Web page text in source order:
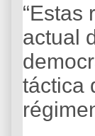
“Estas
actual
táctica